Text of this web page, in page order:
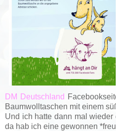
DM Deutschland
Baumwolltaschen mit einem
Und ich hatte dann mal
da hab ich eine gewonnen